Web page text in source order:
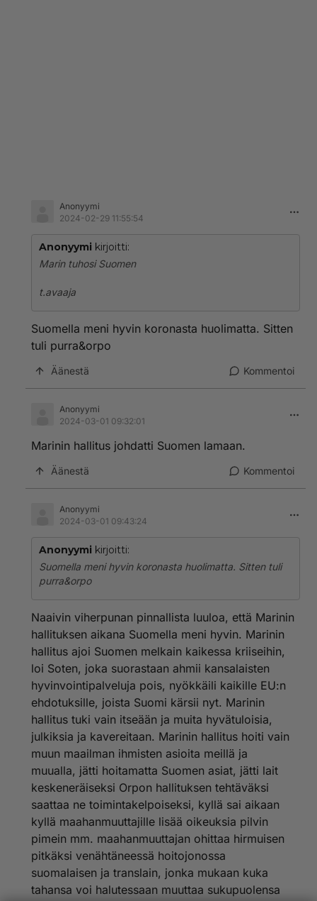
Anonyymi
2024-02-29 11:55:54
Anonyymi kirjoitti:
Marin tuhosi Suomen
t.avaaja
Suomella meni hyvin koronasta huolimatta. Sitten
tuli purra&orpo
Äänestä Kommentoi
Anonyymi
2024-03-01 09:32:01
Marinin hallitus johdatti Suomen lamaan.
Äänestä Kommentoi
Anonyymi
2024-03-01 09:43:24
Anonyymi kirjoitti:
Suomella meni hyvin koronasta huolimatta. Sitten tuli
purra&orpo
Naaivin viherpunan pinnallista luuloa, että Marinin
hallituksen aikana Suomella meni hyvin. Marinin
hallitus ajoi Suomen melkain kaikessa kriiseihin,
loi Soten, joka suorastaan ahmii kansalaisten
hyvinvointipalveluja pois, nyökkäili kaikille EU:n
ehdotuksille, joista Suomi kärsii nyt. Marinin
hallitus tuki vain itseään ja muita hyvätuloisia,
julkiksia ja kavereitaan. Marinin hallitus hoiti vain
muun maailman ihmisten asioita meillä ja
muualla, jätti hoitamatta Suomen asiat, jätti lait
keskeneräiseksi Orpon hallituksen tehtäväksi
saattaa ne toimintakelpoiseksi, kyllä sai aikaan
kyllä maahanmuuttajille lisää oikeuksia pilvin
pimein mm. maahanmuuttajan ohittaa hirmuisen
pitkäksi venähtäneessä hoitojonossa
suomalaisen ja translain, jonka mukaan kuka
tahansa voi halutessaan muuttaa sukupuolensa